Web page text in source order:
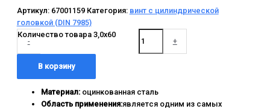
Артикул: 67001159 Категория: винт с цилиндрической
головкой (DIN 7985)
-
Количество товара 3,0x60
+
В корзину
Материал:оцинкованная сталь
Область применения:является одним из самых